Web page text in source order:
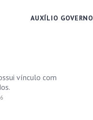
AUXÍLIO GOVERNO
vínculo com